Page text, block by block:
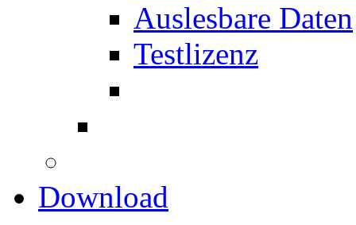
Auslesbare Daten
Testlizenz
Download